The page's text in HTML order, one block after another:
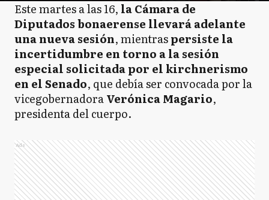
Este martes a las 16, la Cámara de
Diputados bonaerense llevará adelante
una nueva sesión, mientraspersiste la
incertidumbre en torno a la sesión
especial solicitada por el kirchnerismo
en el Senado, que debía ser convocada por la
vicegobernadoraVerónica Magario,
presidenta del cuerpo.
Ads